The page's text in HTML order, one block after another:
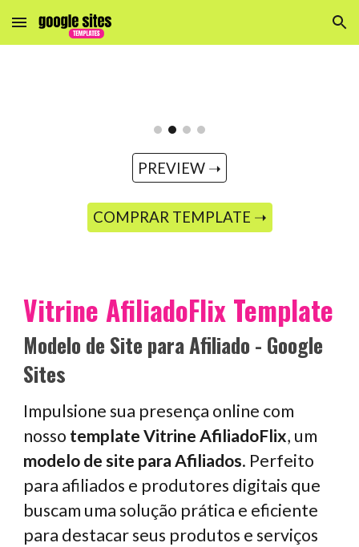
Skip to main content Skip to navigation
PREVIEW ➝
COMPRAR TEMPLATE ➝
Vitrine AfiliadoFlix Template
Modelo de Site paraAfiliado - Google
Sites
Impulsione sua presença online com
nosso templateVitrine AfiliadoFlix, um
modelode site para Afiliados. Perfeito
para afiliados e produtores digitais que
buscam uma solução prática e eficiente
para destacar seus produtos e serviços